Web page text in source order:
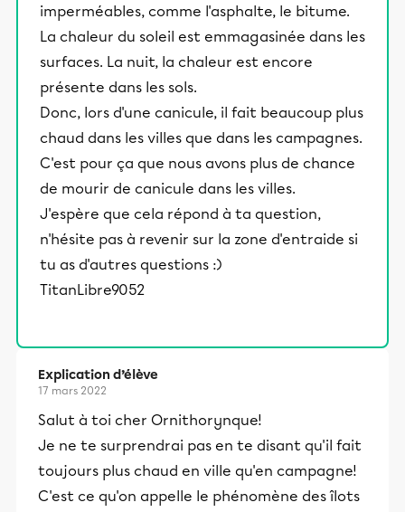
imperméables, comme l'asphalte, le bitume.
La chaleur du soleil est emmagasinée dans les
surfaces. La nuit, la chaleur est encore
présente dans les sols.
Donc, lors d'une canicule, il fait beaucoup plus
chaud dans les villes que dans les campagnes.
C'est pour ça que nous avons plus de chance
de mourir de canicule dans les villes.
J'espère que cela répond à ta question,
n'hésite pas à revenir sur la zone d'entraide si
tu as d'autres questions :)
TitanLibre9052
Explication d’élève
17 mars 2022
Salut à toi cher Ornithorynque!
Je ne te surprendrai pas en te disant qu'il fait
toujours plus chaud en ville qu'en campagne!
C'est ce qu'on appelle le phénomène des îlots